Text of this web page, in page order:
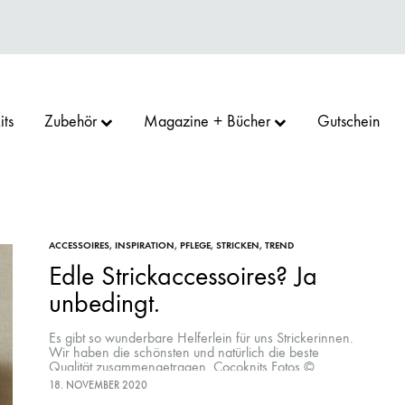
CAMAROSE
GARN HEDGEHOG FIBRES
Zubehör
COCOKNITS
KOKON YARN
Magazine + Bücher
ERIKA KNIGHT
LAMANA
Gutschein
ACCESSOIRES, INSPIRATION, PFLEGE, STRICKEN, TREND
Edle Strickaccessoires? Ja
unbedingt.
Es gibt so wunderbare Helferlein für uns Strickerinnen.
Wir haben die schönsten und natürlich die beste
Qualität zusammengetragen. Cocoknits Fotos ©
Cocoknit Brandneu das “Sweater Care Kit” von
18. NOVEMBER 2020